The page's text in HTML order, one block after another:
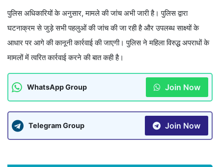
पुलिस अधिकारियों के अनुसार, मामले की जांच अभी जारी है। पुलिस द्वारा
घटनाक्रम से जुड़े सभी पहलुओं की जांच की जा रही है और उपलब्ध साक्ष्यों के
आधार पर आगे की कानूनी कार्रवाई की जाएगी। पुलिस ने महिला विरुद्ध अपराधों के
मामलों में त्वरित कार्रवाई करने की बात कही है।
WhatsApp Group Join Now
Telegram Group Join Now